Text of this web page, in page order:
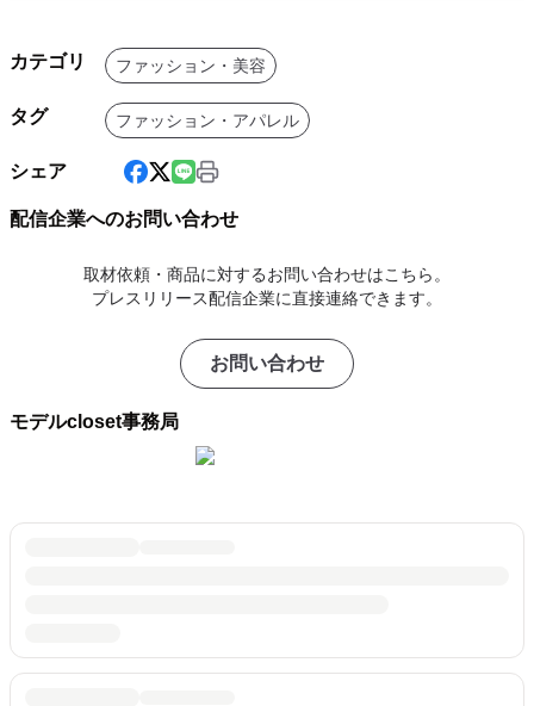
カテゴリ ファッション・美容
タグ ファッション・アパレル
シェア
配信企業へのお問い合わせ
取材依頼・商品に対するお問い合わせはこちら。
プレスリリース配信企業に直接連絡できます。
お問い合わせ
モデルcloset事務局